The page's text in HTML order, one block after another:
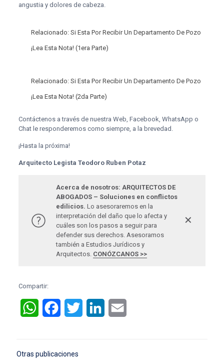
angustia y dolores de cabeza.
Relacionado: Si Esta Por Recibir Un Departamento De Pozo
¡Lea Esta Nota! (1era Parte)
Relacionado: Si Esta Por Recibir Un Departamento De Pozo
¡Lea Esta Nota! (2da Parte)
Contáctenos a través de nuestra Web, Facebook, WhatsApp o
Chat le responderemos como siempre, a la brevedad.
¡Hasta la próxima!
Arquitecto Legista Teodoro Ruben Potaz
Acerca de nosotros: ARQUITECTOS DE
ABOGADOS – Soluciones en conflictos
edilicios. Lo asesoraremos en la
interpretación del daño que lo afecta y
cuáles son los pasos a seguir para
defender sus derechos. Asesoramos
también a Estudios Jurídicos y
Arquitectos. CONÓZCANOS >>
✕
Compartir:
WhatsAppFacebookTwitter LinkedIn
Otras publicaciones